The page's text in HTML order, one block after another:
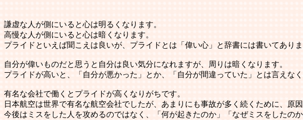
謙虚な人が側にいると心は明るくなります。
高慢な人が側にいると心は暗くなります。
プライドといえば聞こえは良いが、プライドとは「偉い心」と辞書には書いてありま
自分が偉いものだと思うと自分は良い気分になれますが、周りは暗くなります。
プライドが高いと、「自分が悪かった」とか、「自分が間違っていた」とは言えなく
有名な会社で働くとプライドが高くなりがちです。
日本航空は世界で有名な航空会社でしたが、あまりにも事故が多く続くために、原因
今後はミスをした人を攻めるのではなく、「何が起きたのか」「なぜミスをしたの